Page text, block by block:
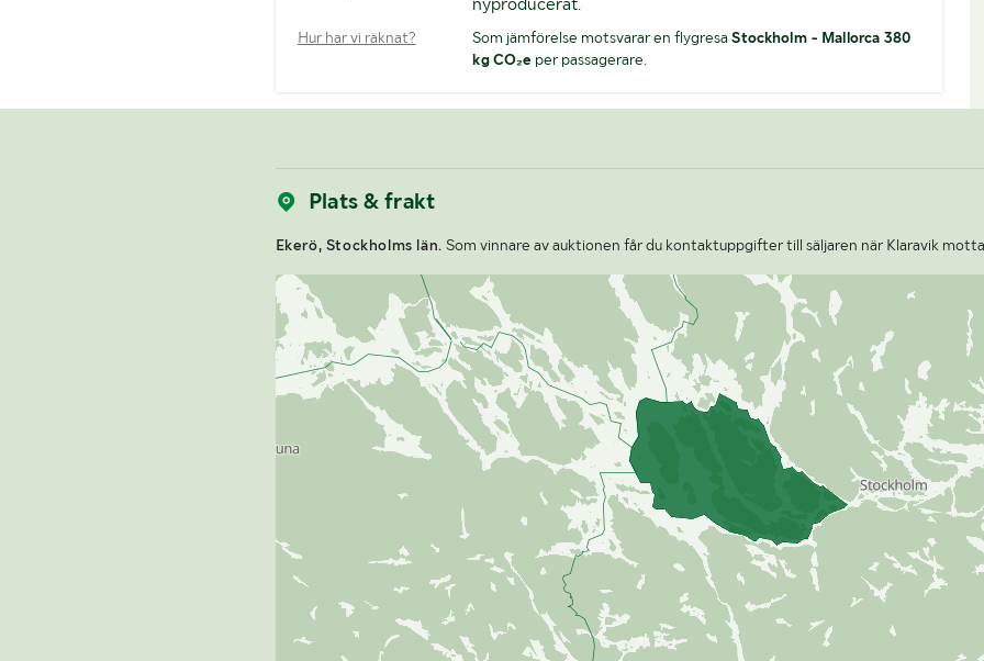
Hur har vi räknat? Som jämförelse motsvarar en flygresaStockholm - Mallorca 380
kg CO₂e per passagerare.
Plats & frakt
Ekerö, Stockholms län. Som vinnare av auktionen får du kontaktuppgifter till säljaren när Klaravik